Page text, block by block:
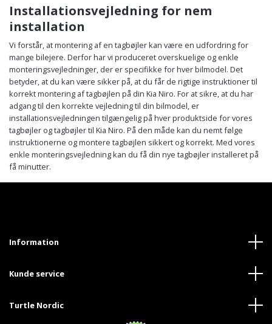
Installationsvejledning for nem
installation
Vi forstår, at montering af en tagbøjler kan være en udfordring for
mange bilejere. Derfor har vi produceret overskuelige og enkle
monteringsvejledninger, der er specifikke for hver bilmodel. Det
betyder, at du kan være sikker på, at du får de rigtige instruktioner til
korrekt montering af tagbøjlen på din Kia Niro. For at sikre, at du har
adgang til den korrekte vejledning til din bilmodel, er
installationsvejledningen tilgængelig på hver produktside for vores
tagbøjler og tagbøjler til Kia Niro. På den måde kan du nemt følge
instruktionerne og montere tagbøjlen sikkert og korrekt. Med vores
enkle monteringsvejledning kan du få din nye tagbøjler installeret på
få minutter.
Information
Kunde service
Turtle Nordic